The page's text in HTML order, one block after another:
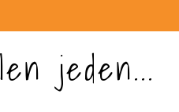
jeden...